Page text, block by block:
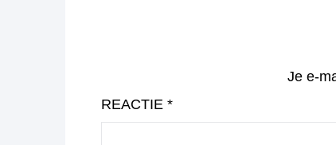
Je e-
REACTIE *